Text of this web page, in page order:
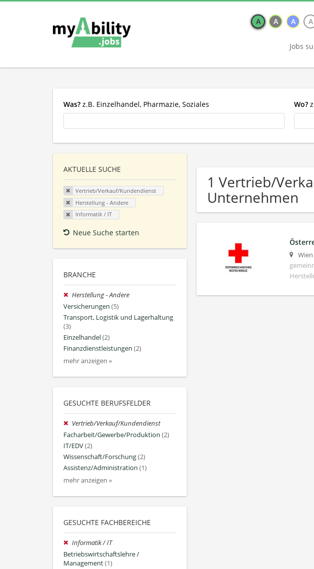
A A A A
Jobs
Was? z.B. Einzelhandel, Pharmazie, Soziales Wo?
AKTUELLE SUCHE
Vertrieb/Verkauf/Kundendienst
Herstellung - Andere
Informatik / IT
Neue Suche starten
BRANCHE
Herstellung - Andere
Versicherungen (5)
Transport, Logistik und Lagerhaltung
(3)
Einzelhandel(2)
Finanzdienstleistungen (2)
mehr anzeigen »
GESUCHTE BERUFSFELDER
Vertrieb/Verkauf/Kundendienst
Facharbeit/Gewerbe/Produktion (2)
IT/EDV(2)
Wissenschaft/Forschung(2)
Assistenz/Administration (1)
mehr anzeigen »
GESUCHTE FACHBEREICHE
Informatik / IT
Betriebswirtschaftslehre /
Management(1)
1 Vertrieb/
Unternehmen
Wien